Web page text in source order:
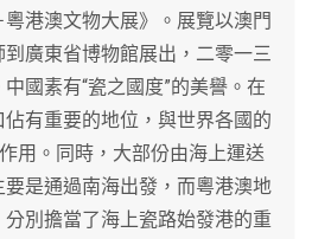
港澳文物大展》。展覽以澳門
廣東省博物館展出，二零一三
國素有“瓷之國度”的美譽。在
有重要的地位，與世界各國的
用。同時，大部份由海上運送
是通過南海出發，而粵港澳地
別擔當了海上瓷路始發港的重